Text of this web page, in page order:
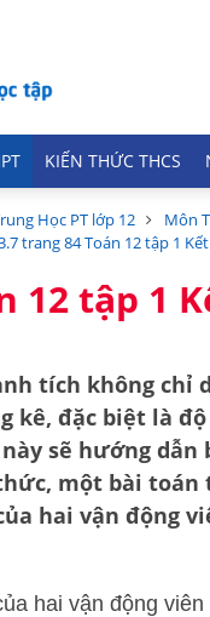
KIẾN THỨC THCS
Học PT lớp 12
Môn
trang 84 Toán 12 tập 1
12 tập 1
tích không
kê, đặc biệt là
sẽ hướng
, một bài toán
hai vận động
hai vận động